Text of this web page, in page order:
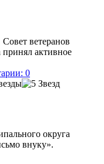
ветеранов
принял активное
0
округа
внуку».